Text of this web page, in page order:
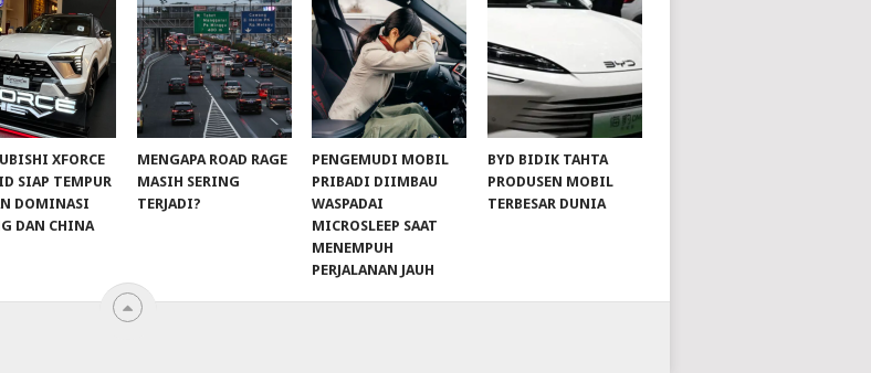
XFORCE
SIAP TEMPUR
DOMINASI
DAN CHINA
MENGAPA ROAD RAGE
MASIH SERING
TERJADI?
PENGEMUDI MOBIL
PRIBADI DIIMBAU
WASPADAI
MICROSLEEP SAAT
MENEMPUH
PERJALANAN JAUH
BYD BIDIK TAHTA
PRODUSEN MOBIL
TERBESAR DUNIA